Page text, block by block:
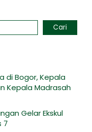
Cari
di Bogor, Kepala
Kepala Madrasah
Gelar Ekskul
7